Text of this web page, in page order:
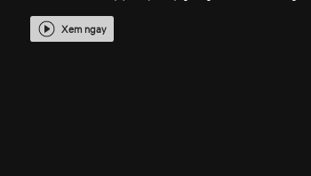
Xem ngay